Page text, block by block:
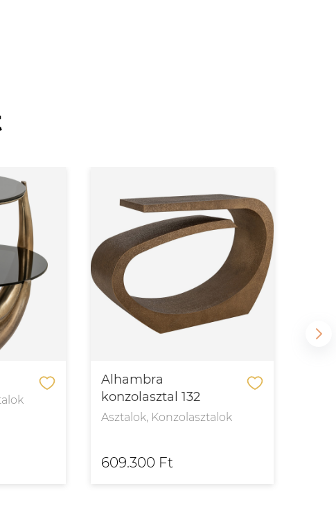
Alhambra
konzolasztal 132
Asztalok, Konzolasztalok
609.300 Ft